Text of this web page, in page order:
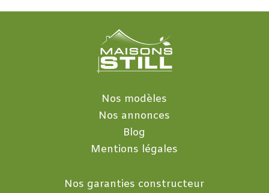
Nos modèles
Nos annonces
Blog
Mentions légales
Nos garanties constructeur